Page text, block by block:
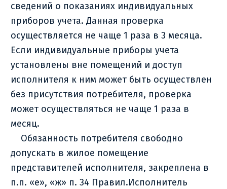
сведений о показаниях индивидуальных
приборов учета. Данная проверка
осуществляется не чаще 1 раза в 3 месяца.
Если индивидуальные приборы учета
установлены вне помещений и доступ
исполнителя к ним может быть осуществлен
без присутствия потребителя, проверка
может осуществляться не чаще 1 раза в
месяц.
Обязанность потребителя свободно
допускать в жилое помещение
представителей исполнителя, закреплена в
п.п. «е», «ж» п. 34 Правил.Исполнитель